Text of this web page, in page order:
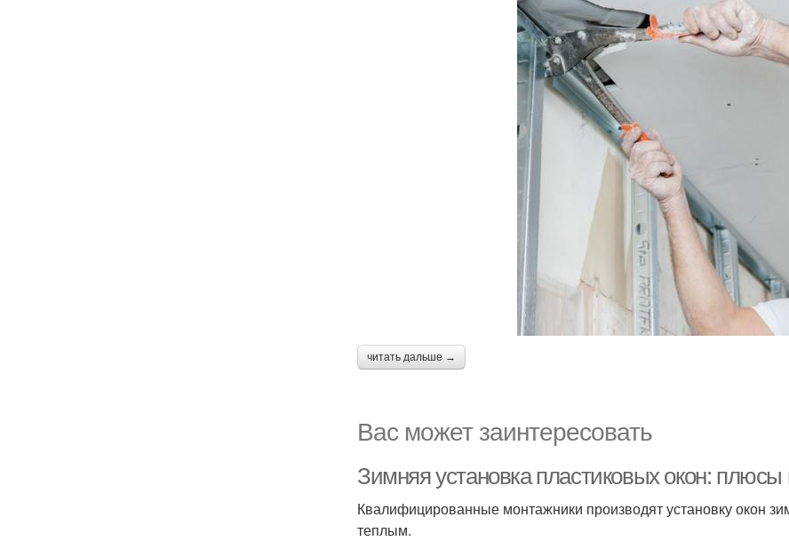
читать дальше →
Вас может заинтересовать
Зимняя установка пластиковых окон:
Квалифицированные монтажники производят установку окон
теплым.